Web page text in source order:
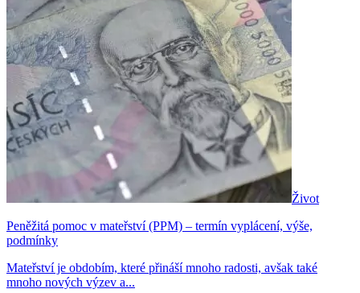
Život
Peněžitá pomoc v mateřství (PPM) – termín vyplácení, výše,
podmínky
Mateřství je obdobím, které přináší mnoho radosti, avšak také
mnoho nových výzev a...